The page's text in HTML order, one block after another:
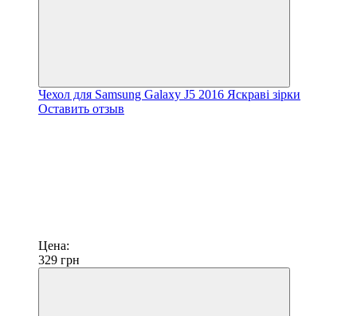
Чехол для Samsung Galaxy J5 2016 Яскраві зірки
Оставить отзыв
Цена:
329 грн